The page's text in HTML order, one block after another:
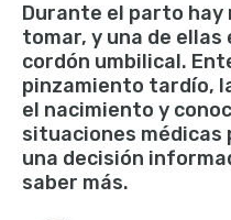
Durante el parto hay
tomar, y una de
cordón umbilical.
pinzamiento tardío,
el nacimiento y
situaciones médicas
una decisión
saber más.